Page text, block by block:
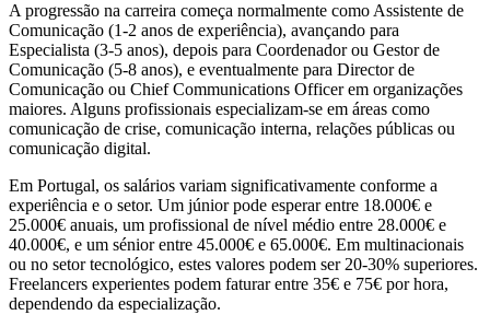
A progressão na carreira começa normalmente como Assistente de
Comunicação (1-2 anos de experiência), avançando para
Especialista (3-5 anos), depois para Coordenador ou Gestor de
Comunicação (5-8 anos), e eventualmente para Director de
Comunicação ou Chief Communications Officer em organizações
maiores. Alguns profissionais especializam-se em áreas como
comunicação de crise, comunicação interna, relações públicas ou
comunicação digital.
Em Portugal, os salários variam significativamente conforme a
experiência e o setor. Um júnior pode esperar entre 18.000€ e
25.000€ anuais, um profissional de nível médio entre 28.000€ e
40.000€, e um sénior entre 45.000€ e 65.000€. Em multinacionais
ou no setor tecnológico, estes valores podem ser 20-30% superiores.
Freelancers experientes podem faturar entre 35€ e 75€ por hora,
dependendo da especialização.